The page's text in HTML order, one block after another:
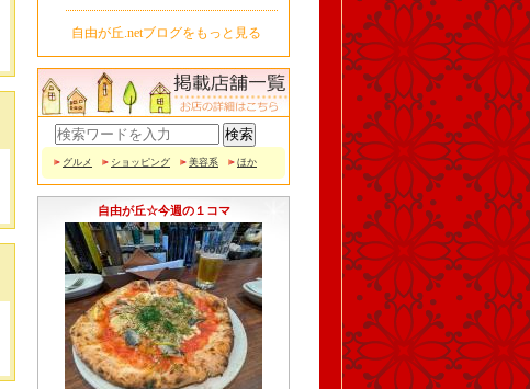
自由が丘.netブログをもっと見る
グルメ ショッピング 美容系 ほか
自由が丘☆今週の１コマ